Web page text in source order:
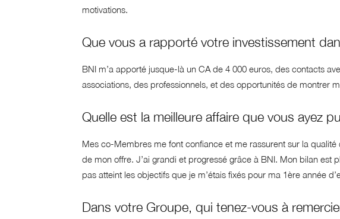
motivations.
Que vous a rapporté votre investissement
BNI m’a apporté jusque-là un CA de 4 000 euros, des contacts
associations, des professionnels, et des opportunités de montrer
Quelle est la meilleure affaire que vous ayez
Mes co-Membres me font confiance et me rassurent sur la
de mon offre. J’ai grandi et progressé grâce à BNI. Mon bilan est
pas atteint les objectifs que je m’étais fixés pour ma 1ère année
Dans votre Groupe, qui tenez-vous à